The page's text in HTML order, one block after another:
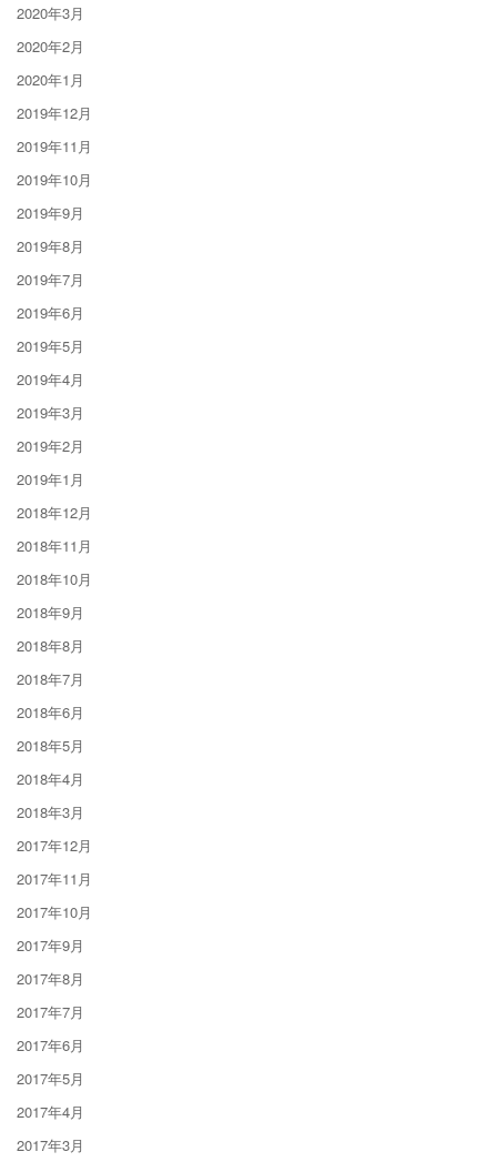
2020年3月
2020年2月
2020年1月
2019年12月
2019年11月
2019年10月
2019年9月
2019年8月
2019年7月
2019年6月
2019年5月
2019年4月
2019年3月
2019年2月
2019年1月
2018年12月
2018年11月
2018年10月
2018年9月
2018年8月
2018年7月
2018年6月
2018年5月
2018年4月
2018年3月
2017年12月
2017年11月
2017年10月
2017年9月
2017年8月
2017年7月
2017年6月
2017年5月
2017年4月
2017年3月